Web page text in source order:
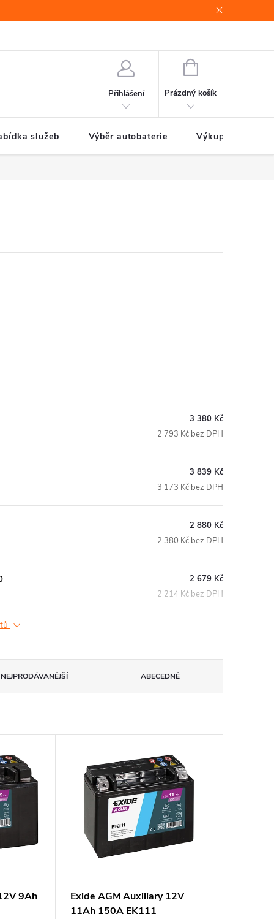
Přihlášení
NÁKUPNÍ
Prázdný košík
služeb Výběr autobaterie Výkup
3 380 Kč
2 793 Kč bez DPH
3 839 Kč
3 173 Kč bez DPH
2 880 Kč
2 380 Kč bez DPH
2 679 Kč
2 214 Kč bez DPH
NEJPRODÁVANĚJŠÍ ABECEDNĚ
9Ah
Exide AGM Auxiliary 12V
11Ah 150A EK111